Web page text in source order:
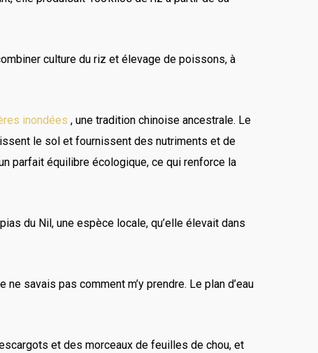
culture du riz et élevage de poissons, à
inondées , une tradition chinoise ancestrale. Le
le sol et fournissent des nutriments et de
parfait équilibre écologique, ce qui renforce la
du Nil, une espèce locale, qu’elle élevait dans
savais pas comment m’y prendre. Le plan d’eau
et des morceaux de feuilles de chou, et